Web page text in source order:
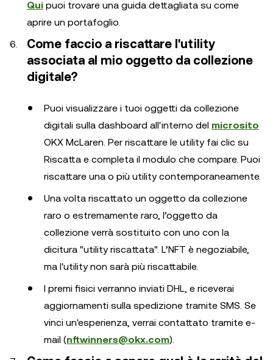
Qui puoi trovare una guida dettagliata su come
aprire un portafoglio.
Come faccio a riscattare l'utility
associata al mio oggetto da collezione
digitale?
Puoi visualizzare i tuoi oggetti da collezione
digitali sulla dashboard all'interno del microsito
OKX McLaren. Per riscattare le utility fai clic su
Riscatta e completa il modulo che compare. Puoi
riscattare una o più utility contemporaneamente.
Una volta riscattato un oggetto da collezione
raro o estremamente raro, l’oggetto da
collezione verrà sostituito con uno con la
dicitura "utility riscattata". L’NFT è negoziabile,
ma l'utility non sarà più riscattabile.
I premi fisici verranno inviati DHL, e riceverai
aggiornamenti sulla spedizione tramite SMS. Se
vinci un'esperienza, verrai contattato tramite e-
mail (nftwinners@okx.com).